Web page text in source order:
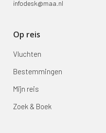
infodesk@maa.nl
Op reis
Vluchten
Bestemmingen
Mijn reis
Zoek & Boek